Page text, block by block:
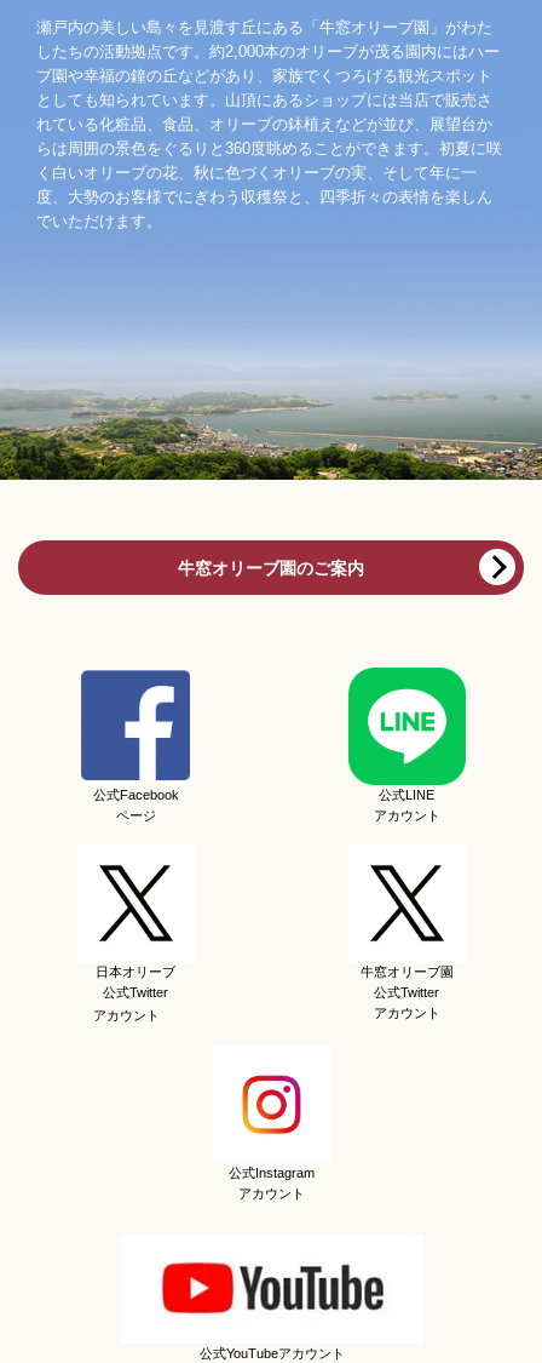
瀬戸内の美しい島々を見渡す丘にある「牛窓オリーブ園」がわた
したちの活動拠点です。約2,000本のオリーブが茂る園内にはハー
ブ園や幸福の鐘の丘などがあり、家族でくつろげる観光スポット
としても知られています。山頂にあるショップには当店で販売さ
れている化粧品、食品、オリーブの鉢植えなどが並び、展望台か
らは周囲の景色をぐるりと360度眺めることができます。初夏に咲
く白いオリーブの花、秋に色づくオリーブの実、そして年に一
度、大勢のお客様でにぎわう収穫祭と、四季折々の表情を楽しん
でいただけます。
牛窓オリーブ園のご案内
公式Facebook
ページ
公式LINE
アカウント
日本オリーブ
公式Twitter
アカウント
牛窓オリーブ園
公式Twitter
アカウント
公式Instagram
アカウント
公式YouTubeアカウント